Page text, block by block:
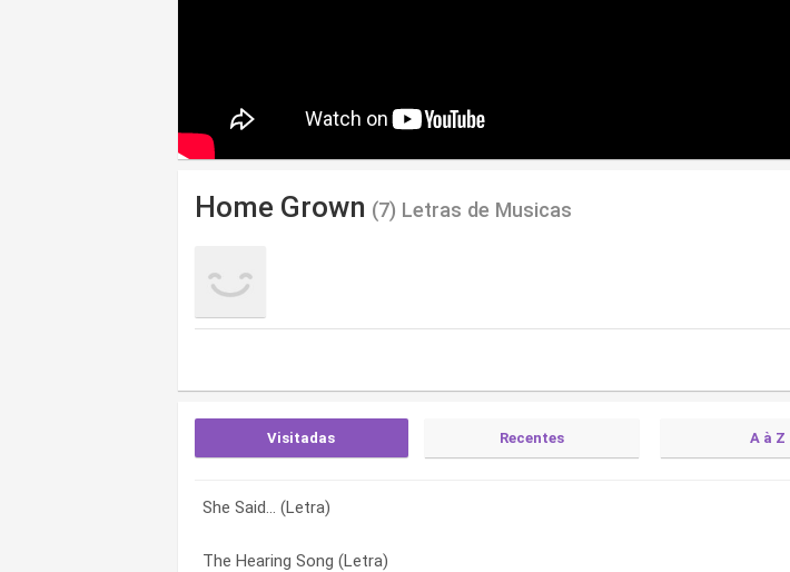
Home Grown (7) Letras de Musicas
Visitadas Recentes A à Z
She Said… (Letra)
The Hearing Song (Letra)
Ubotherme (Letra)
Surfergirl (Letra)
Alternative Girl (Letra)
Get A Job (Letra)